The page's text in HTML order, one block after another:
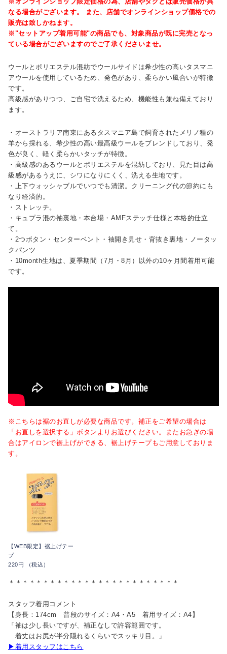
なる場合がございます。 また、店舗でオンラインショップ価格での
販売は致しかねます。
※"セットアップ着用可能"の商品でも、対象商品が既に完売となっ
ている場合がございますのでご了承くださいませ。
ウールとポリエステル混紡でウールサイドは希少性の高いタスマニ
アウールを使用しているため、発色があり、柔らかい風合いが特徴
です。
高級感がありつつ、ご自宅で洗えるため、機能性も兼ね備えており
ます。
・オーストラリア南東にあるタスマニア島で飼育されたメリノ種の
羊から採れる、希少性の高い最高級ウールをブレンドしており、発
色が良く、軽く柔らかいタッチが特徴。
・高級感のあるウールとポリエステルを混紡しており、見た目は高
級感があるうえに、シワになりにくく、洗える生地です。
・上下ウォッシャブルでいつでも清潔。クリーニング代の節約にも
なり経済的。
・ストレッチ。
・キュプラ混の袖裏地・本台場・AMFステッチ仕様と本格的仕立
て。
・2つボタン・センターベント・袖開き見せ・背抜き裏地・ノータッ
クパンツ
・10month生地は、夏季期間（7月・8月）以外の10ヶ月間着用可能
です。
※こちらは裾のお直しが必要な商品です。補正をご希望の場合は
「お直しを選択する」ボタンよりお選びください。またお急ぎの場
合はアイロンで裾上げができる、裾上げテープもご用意しておりま
す。
【WEB限定】裾上げテー
プ
220円 （税込）
＊＊＊＊＊＊＊＊＊＊＊＊＊＊＊＊＊＊＊＊＊＊＊＊＊
スタッフ着用コメント
【身長：174cm 普段のサイズ：A4・A5 着用サイズ：A4】
「袖は少し長いですが、補正なしで許容範囲です。
着丈はお尻が半分隠れるくらいでスッキリ目。」
▶着用スタッフはこちら